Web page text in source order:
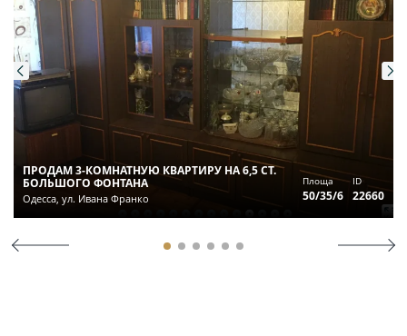
ПРОДАМ 3-КОМНАТНУЮ КВАРТИРУ НА 6,5 СТ.
БОЛЬШОГО ФОНТАНА
Одесса, ул. Ивана Франко
Площа
50/35/6
ID
22660